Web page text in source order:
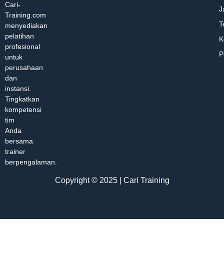
Cari-
Training.com
menyediakan
pelatihan
profesional
untuk
perusahaan
dan
instansi.
Tingkatkan
kompetensi
tim
Anda
bersama
trainer
berpengalaman.
Copyright © 2025 | Cari Training